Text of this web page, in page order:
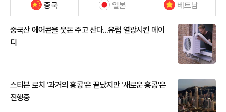
중국 일본 베트남
중국산 에어콘을 웃돈 주고 산다...유럽 열광시킨 메이
디
스티븐 로치 '과거의 홍콩'은 끝났지만 '새로운 홍콩'은
진행중